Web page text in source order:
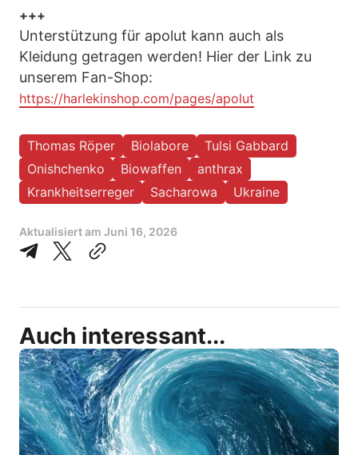
+++
Unterstützung für apolut kann auch als
Kleidung getragen werden! Hier der Link zu
unserem Fan-Shop:
https://harlekinshop.com/pages/apolut
Thomas Röper Biolabore
Tulsi Gabbard
Onishchenko
Biowaffen
anthrax
Krankheitserreger
Sacharowa Ukraine
Aktualisiert am Juni 16, 2026
Auch interessant...